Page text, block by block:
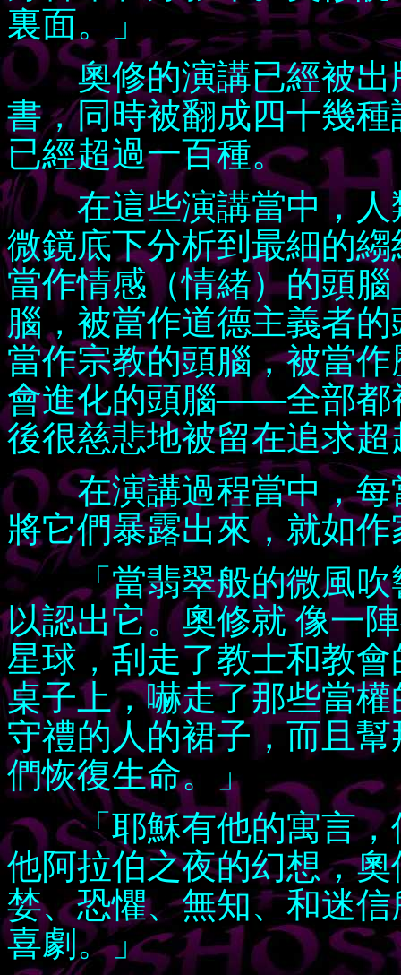
裏面。」
奧修的演講已經被出
書，同時被翻成四十幾
已經超過一百種。
在這些演講當中，人
微鏡底下分析到最細的
當作情感（情緒）的頭
腦，被當作道德主義者
當作宗教的頭腦，被當
會進化的頭腦——全部都
後很慈悲地被留在追求
在演講過程當中，每
將它們暴露出來，就如
「當翡翠般的微風吹
以認出它。奧修就 像一
星球，刮走了教士和教
桌子上，嚇走了那些當
守禮的人的裙子，而且
們恢復生命。」
「耶穌有他的寓言，
他阿拉伯之夜的幻想，
婪、恐懼、無知、和迷
喜劇。」